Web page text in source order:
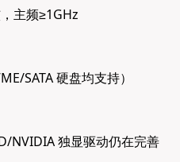
主频≥1GHz
SATA 硬盘均支持）
NVIDIA 独显驱动仍在完善